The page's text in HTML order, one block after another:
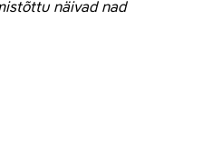
näivad nad